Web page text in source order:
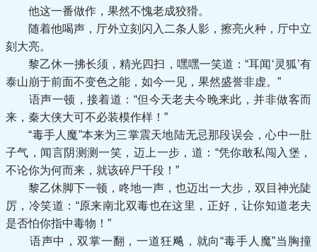
他这一番做作，果然不愧老成狡猾。
随着他喝声，厅外立刻闪入二条人影，擦亮火种，厅中立
刻大亮。
黎乙休一拂长须，精光四扫，嘿嘿一笑道：“耳闻‘灵狐’有
泰山崩于前面不变色之能，如今一见，果然盛誉非虚。”
语声一顿，接着道：“但今天老夫今晚来此，并非做客而
来，秦大侠大可不必装模作样！”
“毒手人魔”本来为三掌震天地陆无忌那段误会，心中一肚
子气，闻言阴测测一笑，迈上一步，道：“凭你敢私闯入堡，
不论你为何而来，就该碎尸千段！”
黎乙休脚下一顿，咚地一声，也迈出一大步，双目神光陡
厉，冷笑道：“原来南北双毒也在这里，正好，让你知道老夫
是否怕你指中毒物！”
语声中，双掌一翻，一道狂飚，就向“毒手人魔”当胸撞